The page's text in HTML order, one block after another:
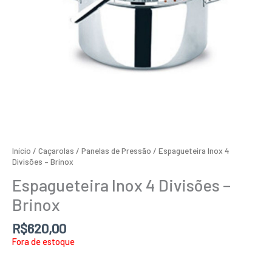
Início / Caçarolas / Panelas de Pressão / Espagueteira Inox 4
Divisões – Brinox
Espagueteira Inox 4 Divisões –
Brinox
R$620,00
Fora de estoque